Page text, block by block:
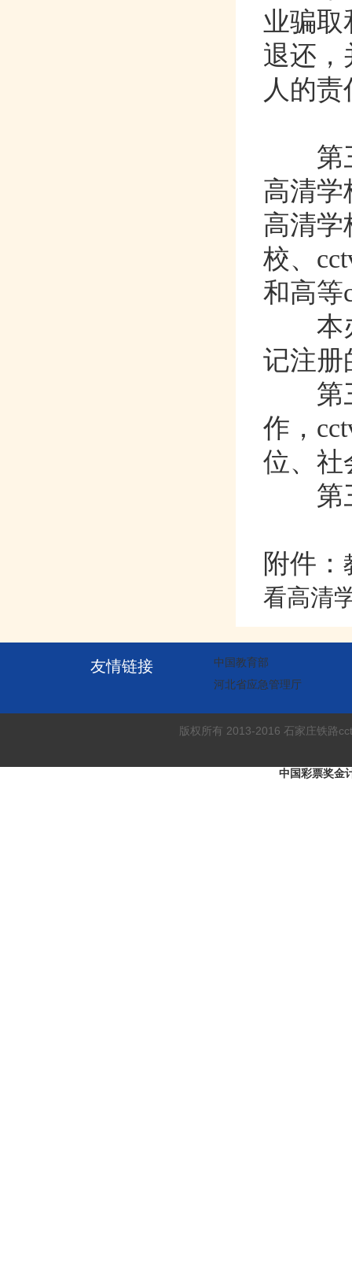
业骗取
退还
人的责
第
高清学
高清学
校
和高等
本办
记注册
第
作
位
第
附件：
看高清
友情链接
中国教育部
河北省应急管理厅
版权所有 2013-2016 石家庄铁路
中国彩票奖金